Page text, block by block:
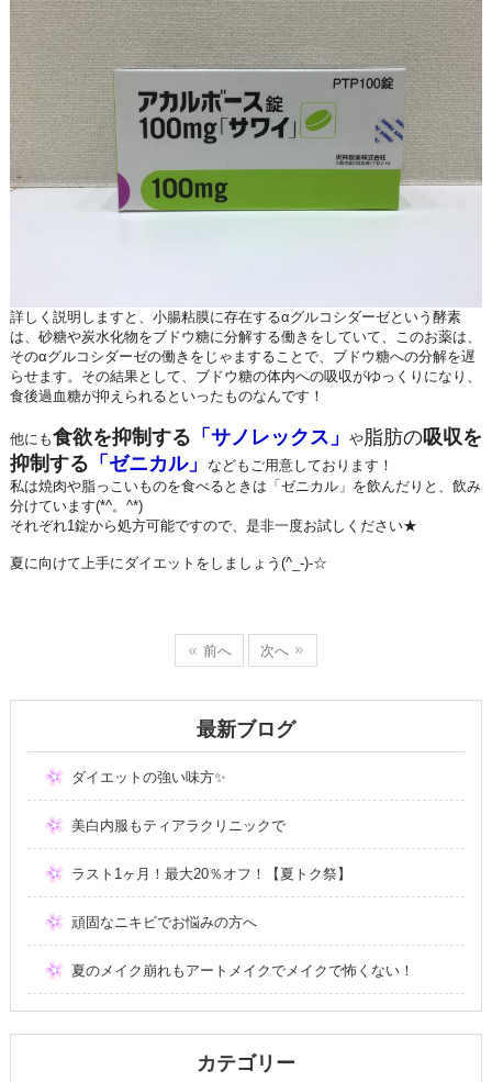
詳しく説明しますと、小腸粘膜に存在するαグルコシダーゼという酵素
は、砂糖や炭水化物をブドウ糖に分解する働きをしていて、このお薬は、
そのαグルコシダーゼの働きをじゃますることで、ブドウ糖への分解を遅
らせます。その結果として、ブドウ糖の体内への吸収がゆっくりになり、
食後過血糖が抑えられるといったものなんです！
他にも食欲を抑制する 「サノレックス」 や脂肪の吸収を
抑制する 「ゼニカル」
などもご用意しております！
私は焼肉や脂っこいものを食べるときは「ゼニカル」を飲んだりと、飲み
分けています(*^。^*)
それぞれ1錠から処方可能ですので、是非一度お試しください★
夏に向けて上手にダイエットをしましょう(^_-)-☆
前へ 次へ
最新ブログ
ダイエットの強い味方✨
美白内服もティアラクリニックで
ラスト1ヶ月！最大20％オフ！【夏トク祭】
頑固なニキビでお悩みの方へ
夏のメイク崩れもアートメイクでメイクで怖くない！
カテゴリー